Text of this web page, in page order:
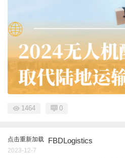
1464 0
点击重新加载 FBDLogistics
2023-12-7